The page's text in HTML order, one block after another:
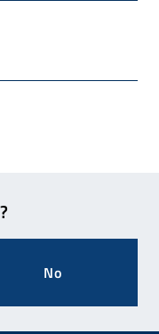
- Apertura in
in nuova finestra
di posta
scelta meno
No